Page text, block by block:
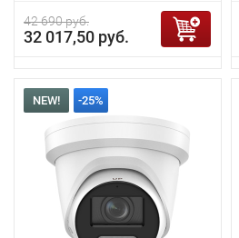
42 690 руб.
32 017,50 руб.
NEW! -25%